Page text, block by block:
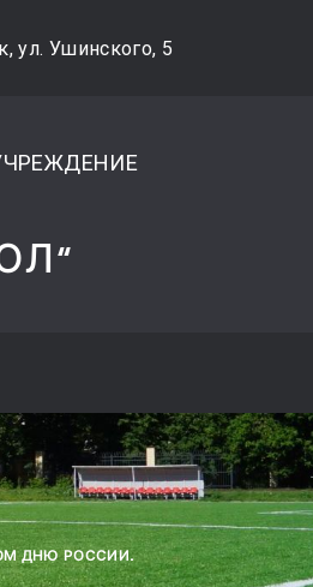
ВЕРСИЯ САЙТА
СЛАБОВИДЯЩИХ
ул. Ушинского, 5
ДНЮ РОССИИ.